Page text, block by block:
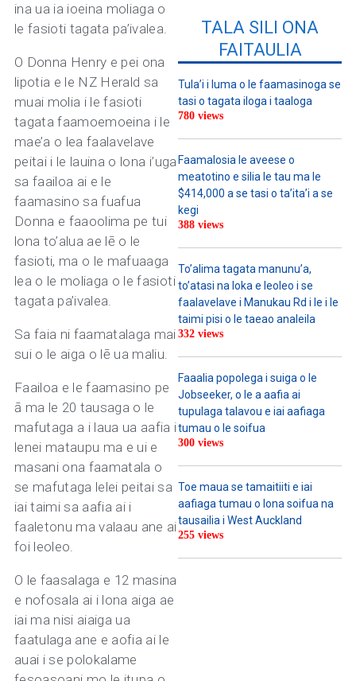
ina ua ia ioeina moliaga o
le fasioti tagata pa’ivalea.
O Donna Henry e pei ona
lipotia e le NZ Herald sa
muai molia i le fasioti
tagata faamoemoeina i le
mae’a o lea faalavelave
peitai i le lauina o lona i’uga
sa faailoa ai e le
faamasino sa fuafua
Donna e faaoolima pe tui
lona to’alua ae lē o le
fasioti, ma o le mafuaaga
lea o le moliaga o le fasioti
tagata pa’ivalea.
Sa faia ni faamatalaga mai
sui o le aiga o lē ua maliu.
Faailoa e le faamasino pe
ā ma le 20 tausaga o le
mafutaga a i laua ua aafia i
lenei mataupu ma e ui e
masani ona faamatala o
se mafutaga lelei peitai sa
iai taimi sa aafia ai i
faaletonu ma valaau ane ai
foi leoleo.
O le faasalaga e 12 masina
e nofosala ai i lona aiga ae
iai ma nisi aiaiga ua
faatulaga ane e aofia ai le
auai i se polokalame
TALA SILI ONA
FAITAULIA
Tula’i i luma o le faamasinoga se
tasi o tagata iloga i taaloga
780 views
Faamalosia le aveese o
meatotino e silia le tau ma le
$414,000 a se tasi o ta’ita’i a se
kegi
388 views
To’alima tagata manunu’a,
to’atasi na loka e leoleo i se
faalavelave i Manukau Rd i le i le
taimi pisi o le taeao analeila
332 views
Faaalia popolega i suiga o le
Jobseeker, o le a aafia ai
tupulaga talavou e iai aafiaga
tumau o le soifua
300 views
Toe maua se tamaitiiti e iai
aafiaga tumau o lona soifua na
tausailia i West Auckland
255 views